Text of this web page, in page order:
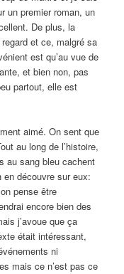
un premier roman, un
De plus, la
et ce, malgré sa
est qu’au vue de
et bien non, pas
partout, elle est
aimé. On sent que
au long de l’histoire,
au sang bleu cachent
découvre sur eux:
pense être
encore bien des
j’avoue que ça
était intéressant,
ni
mais ce n’est pas ce